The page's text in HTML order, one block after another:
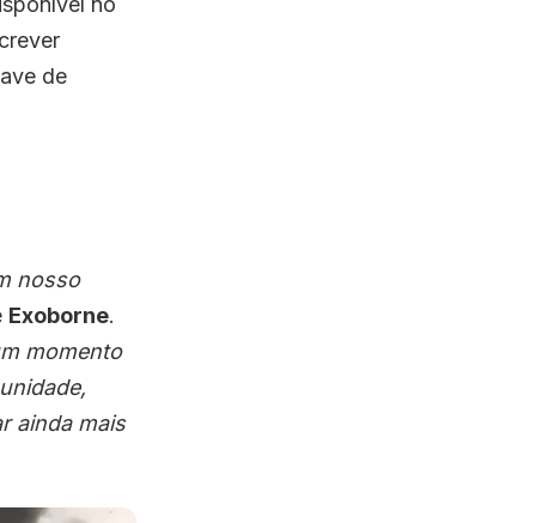
de
nosso
Exoborne.
momento
ainda mais